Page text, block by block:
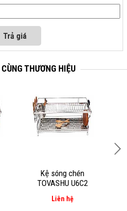
THƯƠNG HIỆU
Kệ sóng chén
TOVASHU U6C2
Liên hệ